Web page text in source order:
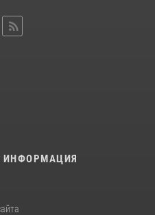
ИНФОРМАЦИЯ